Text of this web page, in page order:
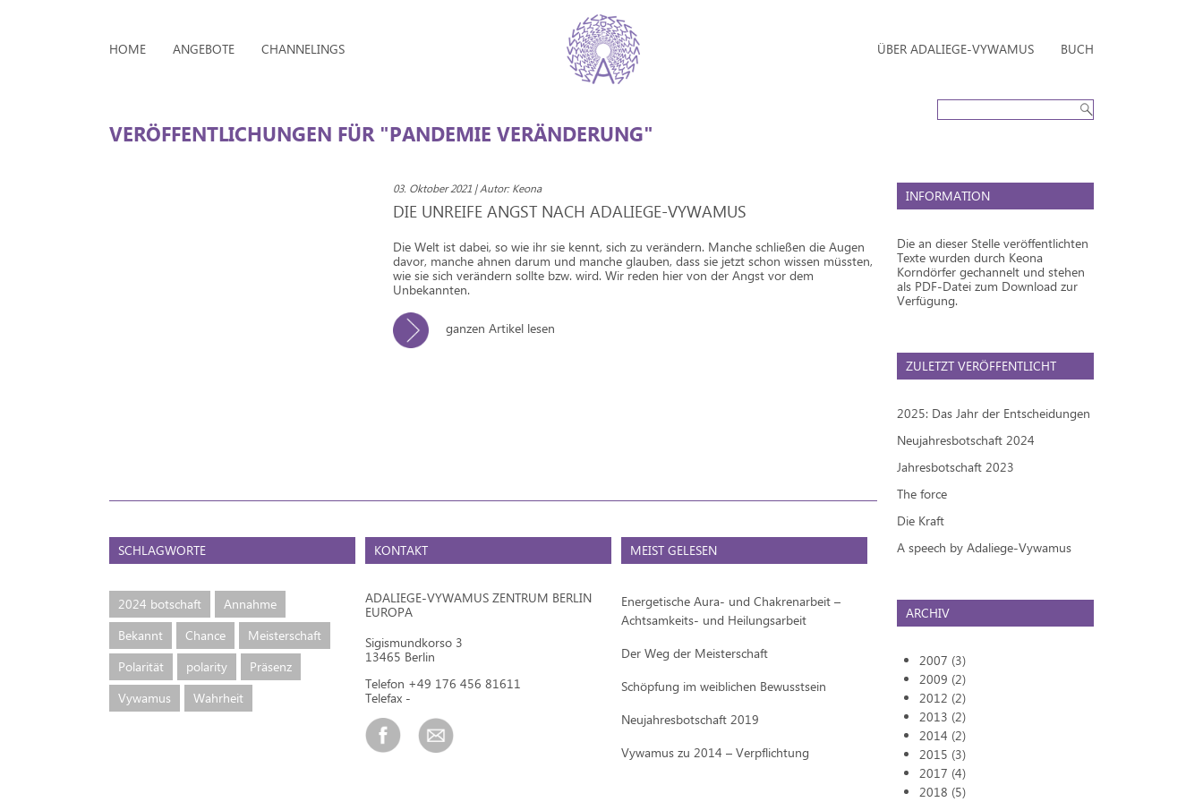
HOME ANGEBOTE CHANNELINGS ÜBER ADALIEGE-VYWAMUS BUCH
VERÖFFENTLICHUNGEN FÜR "PANDEMIE VERÄNDERUNG"
03. Oktober 2021 | Autor: Keona
DIE UNREIFE ANGST NACH ADALIEGE-VYWAMUS
Die Welt ist dabei, so wie ihr sie kennt, sich zu verändern. Manche schließen die Augen
davor, manche ahnen darum und manche glauben, dass sie jetzt schon wissen müssten,
wie sie sich verändern sollte bzw. wird. Wir reden hier von der Angst vor dem
Unbekannten.
ganzen Artikel lesen
SCHLAGWORTE
2024 botschaft
Annahme
Bekannt
Chance
Meisterschaft
Polarität
polarity
Präsenz
Vywamus
Wahrheit
KONTAKT
ADALIEGE-VYWAMUS ZENTRUM BERLIN
EUROPA
Sigismundkorso 3
13465 Berlin
Telefon +49 176 456 81611
Telefax -
MEIST GELESEN
Energetische Aura- und Chakrenarbeit –
Achtsamkeits- und Heilungsarbeit
Der Weg der Meisterschaft
Schöpfung im weiblichen Bewusstsein
Neujahresbotschaft 2019
Vywamus zu 2014 – Verpflichtung
INFORMATION
Die an dieser Stelle veröffentlichten
Texte wurden durch Keona
Korndörfer gechannelt und stehen
als PDF-Datei zum Download zur
Verfügung.
ZULETZT VERÖFFENTLICHT
2025: Das Jahr der Entscheidungen
Neujahresbotschaft 2024
Jahresbotschaft 2023
The force
Die Kraft
A speech by Adaliege-Vywamus
ARCHIV
2007 (3)
2009 (2)
2012 (2)
2013 (2)
2014 (2)
2015 (3)
2017 (4)
2018 (5)